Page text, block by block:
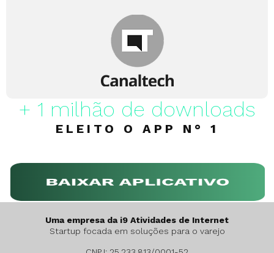
+ 1 milhão de downloads
ELEITO O APP N° 1
Uma empresa da i9 Atividades de Internet
Startup focada em soluções para o varejo